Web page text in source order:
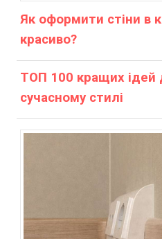
Як оформити стіни в
красиво?
ТОП 100 кращих ідей
сучасному стилі